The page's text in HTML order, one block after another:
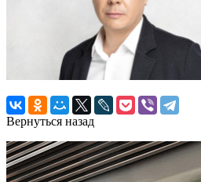
Вернуться назад